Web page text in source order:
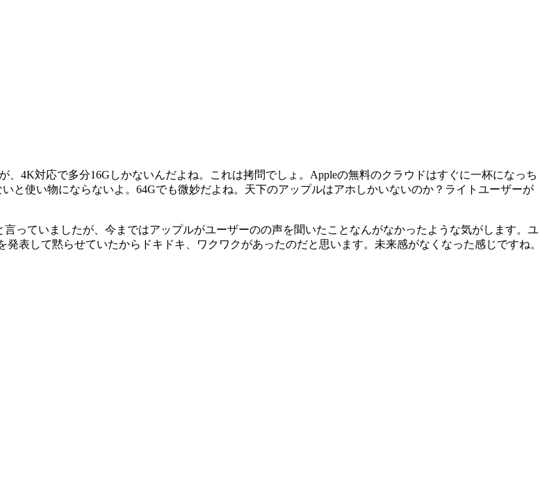
、4K対応で多分16Gしかないんだよね。これは拷問でしょ。Appleの無料のクラウドはすぐに一杯になっち
と使い物にならないよ。64Gでも微妙だよね。天下のアップルはアホしかいないのか？ライトユーザーが
っていましたが、今まではアップルがユーザーのの声を聞いたことなんがなかったような気がします。ユ
表して黙らせていたからドキドキ、ワクワクがあったのだと思います。未来感がなくなった感じですね。